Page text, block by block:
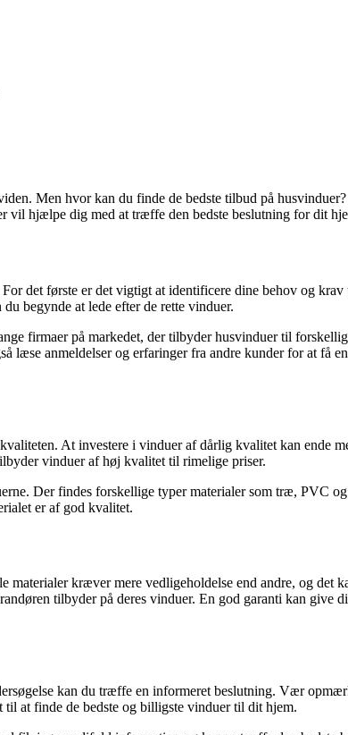
Men hvor kan du finde de bedste tilbud på
hjælpe dig med at træffe den bedste beslutning for dit
det første er det vigtigt at identificere dine behov og
begynde at lede efter de rette vinduer.
firmaer på markedet, der tilbyder husvinduer til
anmeldelser og erfaringer fra andre kunder for at få
At investere i vinduer af dårlig kvalitet kan ende
vinduer af høj kvalitet til rimelige priser.
Der findes forskellige typer materialer som træ, PVC
er af god kvalitet.
kræver mere vedligeholdelse end andre, og det
tilbyder på deres vinduer. En god garanti kan give
kan du træffe en informeret beslutning. Vær
til at finde de bedste og billigste vinduer til dit hjem.